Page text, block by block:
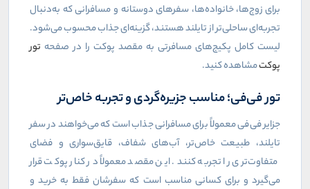
برای زوج‌ها، خانواده‌ها، سفرهای دوستانه و مسافرانی که به‌دنبال
تجربه‌ای ساحلی‌تر از تایلند هستند، گزینه‌ای جذاب محسوب می‌شود.
لیست کامل پکیج‌های مسافرتی به مقصد پوکت را در صفحه تور
پوکتمشاهده کنید.
تور فی‌فی؛ مناسب جزیره‌گردی و تجربه خاص‌تر
جزایر فی‌فی معمولاً برای مسافرانی جذاب است که می‌خواهند در سفر
تایلند، طبیعت خاص‌تر، آب‌های شفاف، قایق‌سواری و فضای
متفاوت‌تری را تجربه کنند. این مقصد معمولاً در کنار پوکت قرار
می‌گیرد و برای کسانی مناسب است که سفرشان فقط به خرید و